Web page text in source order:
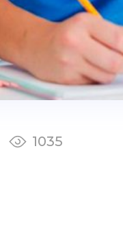
1035